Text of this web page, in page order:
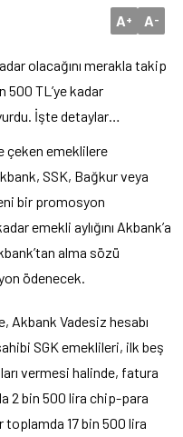
A+ A-
olacağını merakla takip
500 TL’ye kadar
İşte detaylar…
çeken emeklilere
SSK, Bağkur veya
bir promosyon
emekli aylığını Akbank’a
alma sözü
ödenecek.
Akbank Vadesiz hesabı
SGK emeklileri, ilk beş
vermesi halinde, fatura
2 bin 500 lira chip-para
17 bin 500 lira